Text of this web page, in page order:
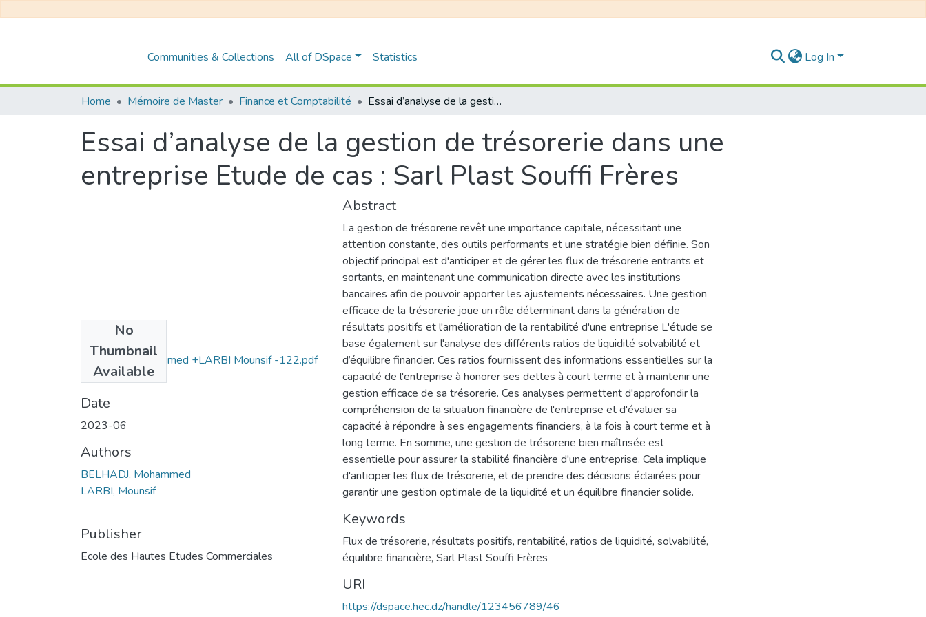
Communities & Collections All of DSpace Statistics Log In
Home Mémoire de Master Finance et Comptabilité Essai d’analyse de la gestion de trésorerie dans une entreprise Etude de cas : Sarl Plast Souffi Frères
Essai d’analyse de la gestion de trésorerie dans une
entreprise Etude de cas : Sarl Plast Souffi Frères
No
Thumbnail
Available
BELHADJ Mohammed +LARBI Mounsif -122.pdf
(3.2 MB)
Date
2023-06
Authors
BELHADJ, Mohammed
LARBI, Mounsif
Publisher
Ecole des Hautes Etudes Commerciales
Abstract
La gestion de trésorerie revêt une importance capitale, nécessitant une
attention constante, des outils performants et une stratégie bien définie. Son
objectif principal est d'anticiper et de gérer les flux de trésorerie entrants et
sortants, en maintenant une communication directe avec les institutions
bancaires afin de pouvoir apporter les ajustements nécessaires. Une gestion
efficace de la trésorerie joue un rôle déterminant dans la génération de
résultats positifs et l'amélioration de la rentabilité d'une entreprise L'étude se
base également sur l'analyse des différents ratios de liquidité solvabilité et
d’équilibre financier. Ces ratios fournissent des informations essentielles sur la
capacité de l'entreprise à honorer ses dettes à court terme et à maintenir une
gestion efficace de sa trésorerie. Ces analyses permettent d'approfondir la
compréhension de la situation financière de l'entreprise et d'évaluer sa
capacité à répondre à ses engagements financiers, à la fois à court terme et à
long terme. En somme, une gestion de trésorerie bien maîtrisée est
essentielle pour assurer la stabilité financière d'une entreprise. Cela implique
d'anticiper les flux de trésorerie, et de prendre des décisions éclairées pour
garantir une gestion optimale de la liquidité et un équilibre financier solide.
Keywords
Flux de trésorerie, résultats positifs, rentabilité, ratios de liquidité, solvabilité,
équilibre financière, Sarl Plast Souffi Frères
URI
https://dspace.hec.dz/handle/123456789/46